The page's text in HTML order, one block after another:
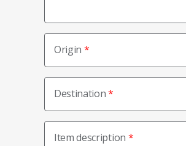
Origin
Destination
Item description